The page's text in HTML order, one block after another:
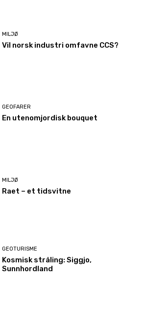
MILJØ
Vil norsk industri omfavne CCS?
GEOFARER
En utenomjordisk bouquet
MILJØ
Raet – et tidsvitne
GEOTURISME
Kosmisk stråling: Siggjo,
Sunnhordland